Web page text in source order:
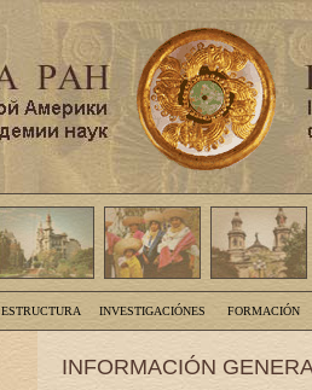
ESTRUCTURA INVESTIGACIÓNES FORMACIÓN
INFORMACIÓN